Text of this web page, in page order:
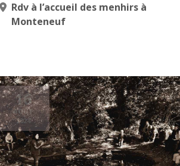
Rdv à l’accueil des menhirs à
Monteneuf
16
AOÛT
2024